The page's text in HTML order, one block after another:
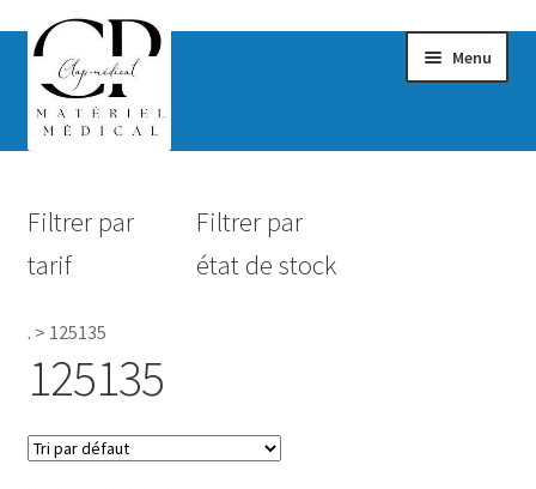
Menu
Hygiène
Accessoires Salle de bain
Filtrer par
tarif
Filtrer par
état de stock
. > 125135
125135